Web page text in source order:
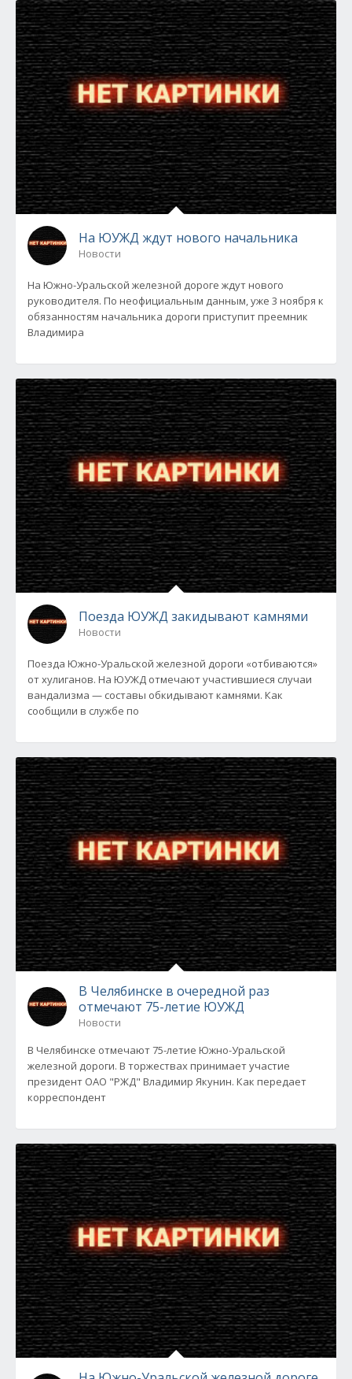
На ЮУЖД ждут нового начальника
Новости
На Южно-Уральской железной дороге ждут нового
руководителя. По неофициальным данным, уже 3 ноября к
обязанностям начальника дороги приступит преемник
Владимира
Поезда ЮУЖД закидывают камнями
Новости
Поезда Южно-Уральской железной дороги «отбиваются»
от хулиганов. На ЮУЖД отмечают участившиеся случаи
вандализма — составы обкидывают камнями. Как
сообщили в службе по
В Челябинске в очередной раз
отмечают 75-летие ЮУЖД
Новости
В Челябинске отмечают 75-летие Южно-Уральской
железной дороги. В торжествах принимает участие
президент ОАО "РЖД" Владимир Якунин. Как передает
корреспондент